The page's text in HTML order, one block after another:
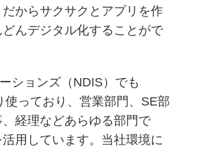
からサクサクとアプリを作
んデジタル化することがで
ションズ（NDIS）でも
使っており、営業部門、SE部
経理などあらゆる部門で
用しています。当社環境に